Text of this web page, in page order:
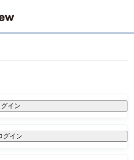
イン
グイン